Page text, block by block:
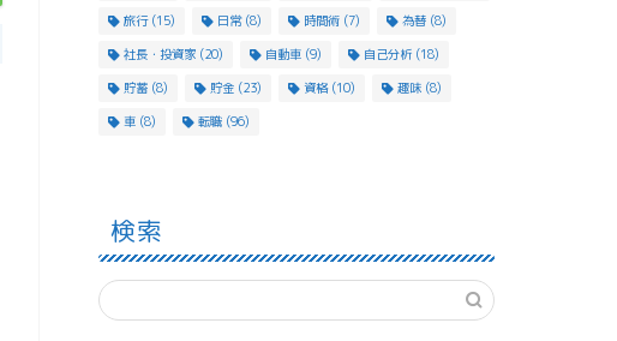
旅行(15) 日常(8) 時間術(7) 為替(8)
社長・投資家(20) 自動車(9) 自己分析(18)
貯蓄(8) 貯金(23) 資格(10) 趣味(8)
車(8) 転職(96)
検索